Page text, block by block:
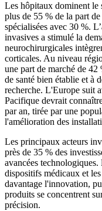
Les hôpitaux dominent le
plus de 55 % de la part
spécialisées avec 30 %.
invasives a stimulé la
neurochirurgicales
corticales. Au niveau
une part de marché de
de santé bien établie et à
recherche. L'Europe suit
Pacifique devrait
par an, tirée par une
l'amélioration des
Les principaux acteurs
près de 35 % des
avancées
dispositifs médicaux et
davantage l'innovation,
produits se concentrent
précision.